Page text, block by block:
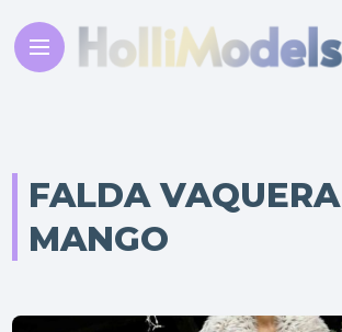
FALDA VAQUERA
MANGO